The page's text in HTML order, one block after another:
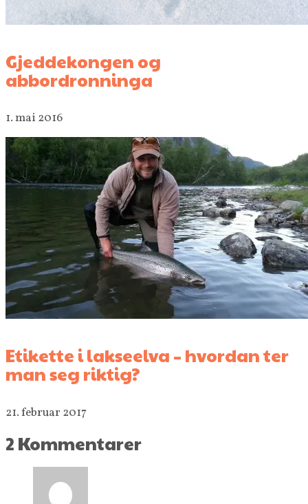
Gjeddekongen og
abbordronninga
1. mai 2016
Etikette i lakseelva – hvordan ter
man seg riktig?
21. februar 2017
2 Kommentarer